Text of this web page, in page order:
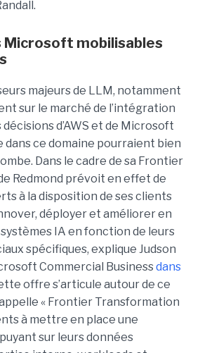
mobilisables
majeurs de LLM, notamment
sur le marché de l’intégration
d’AWS et de Microsoft
dans ce domaine pourraient bien
Dans le cadre de sa Frontier
Redmond prévoit en effet de
à la disposition de ses clients
déployer et améliorer en
IA en fonction de leurs
spécifiques, explique Judson
Commercial Businessdans
offre s’articule autour de ce
« Frontier Transformation
à mettre en place une
sur leurs données